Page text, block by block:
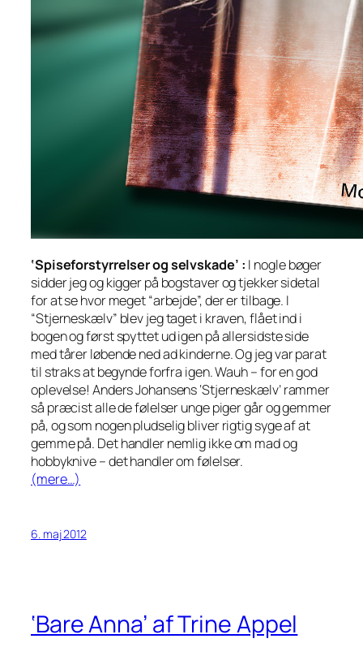
‘Spiseforstyrrelser og selvskade’ : I nogle bøger
sidder jeg og kigger på bogstaver og tjekker sidetal
for at se hvor meget “arbejde”, der er tilbage. I
“Stjerneskælv” blev jeg taget i kraven, flået ind i
bogen og først spyttet ud igen på allersidste side
med tårer løbende ned ad kinderne. Og jeg var parat
til straks at begynde forfra igen. Wauh – for en god
oplevelse! Anders Johansens ‘Stjerneskælv’ rammer
så præcist alle de følelser unge piger går og gemmer
på, og som nogen pludselig bliver rigtig syge af at
gemme på. Det handler nemlig ikke om mad og
hobbyknive – det handler om følelser.
(mere…)
6. maj 2012
‘Bare Anna’ af Trine Appel